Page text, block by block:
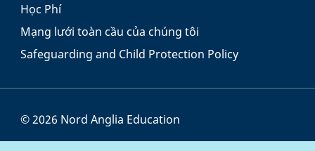
Học Phí
Mạng lưới toàn cầu của chúng tôi
Safeguarding and Child Protection Policy
© 2026 Nord Anglia Education